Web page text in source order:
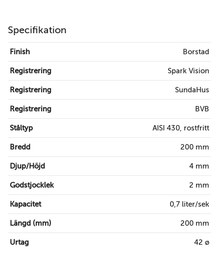
Specifikation
Finish Borstad
Registrering Spark Vision
Registrering SundaHus
Registrering BVB
Ståltyp AISI 430, rostfritt
Bredd 200 mm
Djup/Höjd 4 mm
Godstjocklek 2 mm
Kapacitet 0,7 liter/sek
Längd (mm) 200 mm
Urtag 42 ø